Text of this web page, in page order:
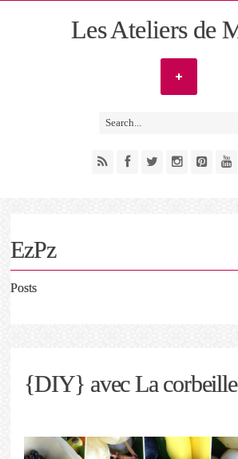
Les Ateliers de
EzPz
Posts
{DIY} avec La